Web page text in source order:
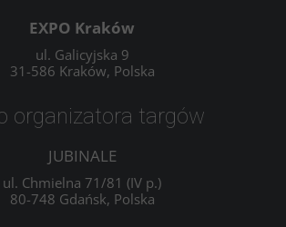
organizatora targów
JUBINALE
ul. Chmielna 71/81 (IV p.)
80-748 Gdańsk, Polska
EXPO Kraków
ul. Galicyjska 9
31-586 Kraków, Polska